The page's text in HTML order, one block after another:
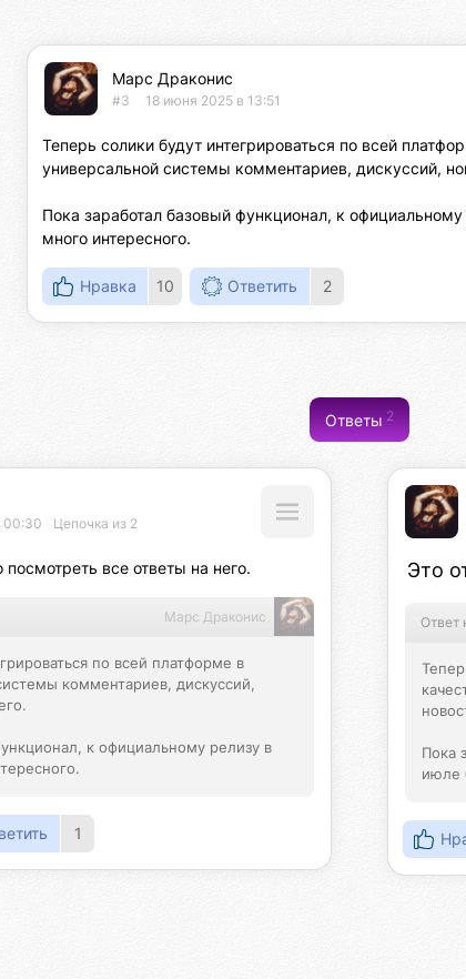
Марс Драконис
#3 18 июня 2025 в 13:51
Теперь солики будут интегрироваться по всей
универсальной системы комментариев, дискуссий,
Пока заработал базовый функционал, к
много интересного.
Нравка 10 Ответить 2
Ответы2
00:30 Цепочка из 2
все ответы на него.
Марс Драконис
по всей платформе в
комментариев, дискуссий,
к официальному релизу в
1
Это
Ответ
Пока
июле